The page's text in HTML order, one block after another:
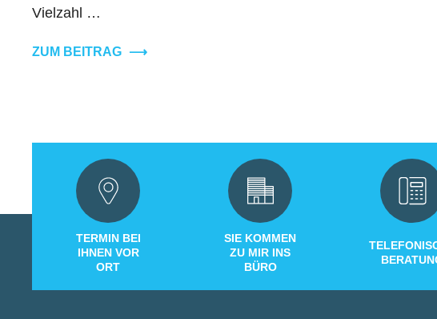
Vielzahl …
ZUM BEITRAG ⟶
TERMIN BEI
IHNEN VOR
ORT
SIE KOMMEN
ZU MIR INS
BÜRO